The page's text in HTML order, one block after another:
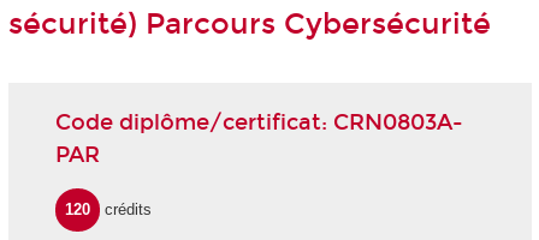
sécurité) Parcours Cybersécurité
Code diplôme/certificat: CRN0803A-
PAR
120 crédits